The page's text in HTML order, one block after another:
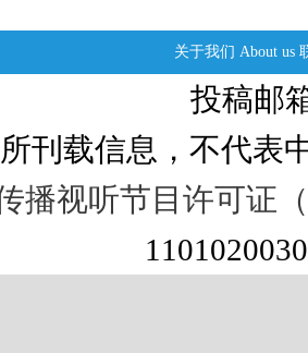
关于我们 About us
投稿邮
刊载信息，不代表
播视听节目许可证